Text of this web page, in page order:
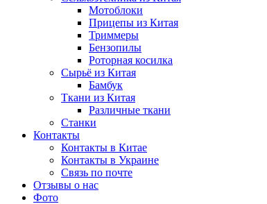
Мотоблоки
Прицепы из Китая
Триммеры
Бензопилы
Роторная косилка
Сырьё из Китая
Бамбук
Ткани из Китая
Различные ткани
Станки
Контакты
Контакты в Китае
Контакты в Украине
Связь по почте
Отзывы о нас
Фото